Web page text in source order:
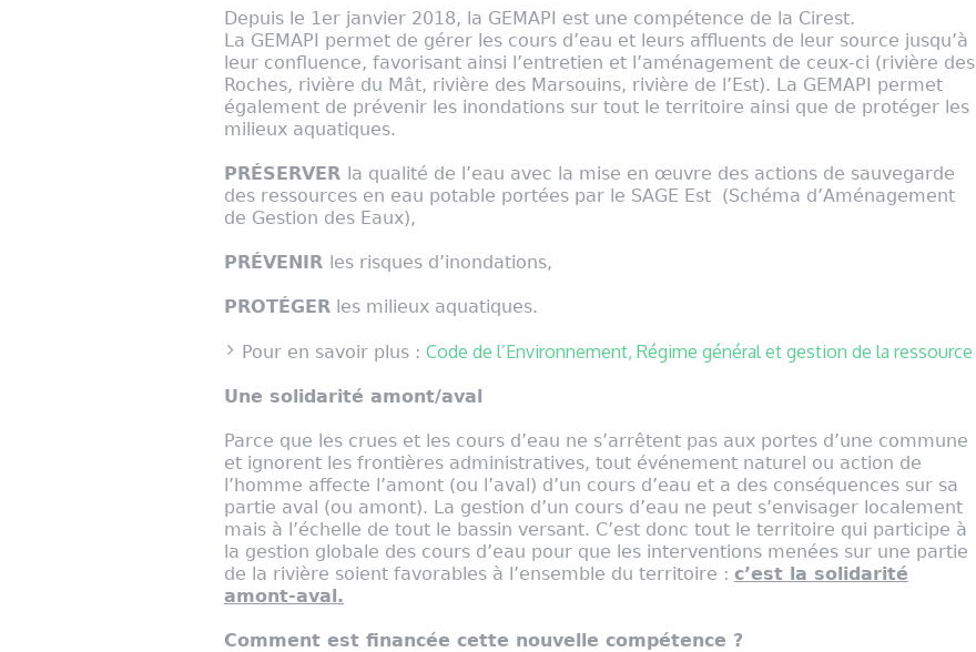
Depuis le 1er janvier 2018, la GEMAPI est une compétence de la Cirest.
La GEMAPI permet de gérer les cours d’eau et leurs affluents de leur source jusqu’à
leur confluence, favorisant ainsi l’entretien et l’aménagement de ceux-ci (rivière des
Roches, rivière du Mât, rivière des Marsouins, rivière de l’Est). La GEMAPI permet
également de prévenir les inondations sur tout le territoire ainsi que de protéger les
milieux aquatiques.
PRÉSERVER la qualité de l’eau avec la mise en œuvre des actions de sauvegarde
des ressources en eau potable portées par le SAGE Est (Schéma d’Aménagement
de Gestion des Eaux),
PRÉVENIR les risques d’inondations,
PROTÉGER les milieux aquatiques.
Pour en savoir plus : Code de l’Environnement, Régime général et gestion de la ressource
Une solidarité amont/aval
Parce que les crues et les cours d’eau ne s’arrêtent pas aux portes d’une commune
et ignorent les frontières administratives, tout événement naturel ou action de
l’homme affecte l’amont (ou l’aval) d’un cours d’eau et a des conséquences sur sa
partie aval (ou amont). La gestion d’un cours d’eau ne peut s’envisager localement
mais à l’échelle de tout le bassin versant. C’est donc tout le territoire qui participe à
la gestion globale des cours d’eau pour que les interventions menées sur une partie
de la rivière soient favorables à l’ensemble du territoire : c’est la solidarité
amont-aval.
Comment est financée cette nouvelle compétence ?